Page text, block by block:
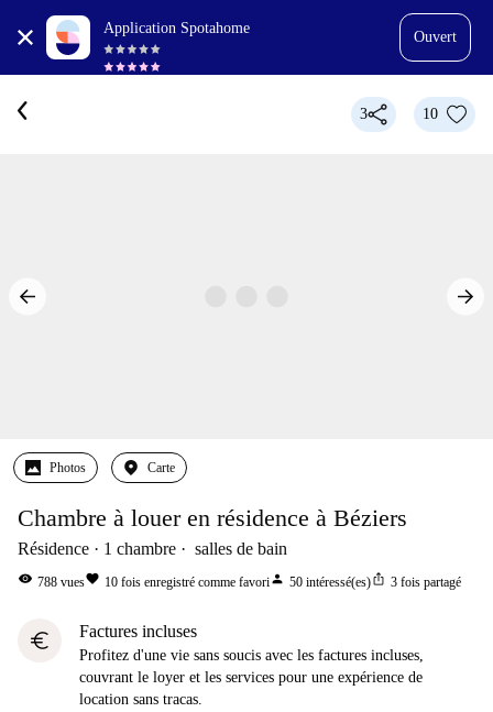
Application Spotahome
Ouvert
3 10
Photos Carte
Chambre à louer en résidence à Béziers
Résidence 1 chambre salles de bain
visibility 788 vuesfavorite 10 fois enregistré comme favoriperson 50 intéressé(es)ios_share 3 fois partagé
euro Factures incluses
Profitez d'une vie sans soucis avec les factures incluses,
couvrant le loyer et les services pour une expérience de
location sans tracas.